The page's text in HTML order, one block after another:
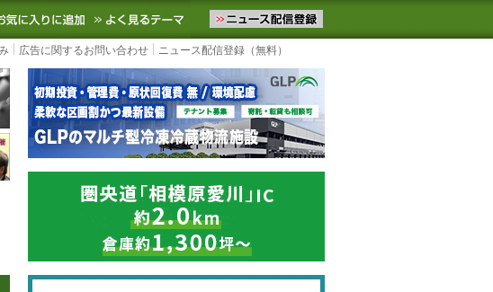
最新の物流ニュースをお届けします。物流ニュースメール配信を登録す
お気に入りに追加 よく見るテーマ
広告に関するお問い合わせ ニュース配信登録（無料）